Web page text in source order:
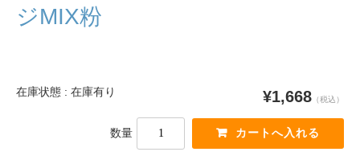
ジMIX粉
在庫状態 : 在庫有り ¥1,668 （税込）
数量